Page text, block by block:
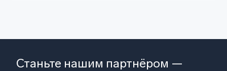
Станьте нашим партнёром —